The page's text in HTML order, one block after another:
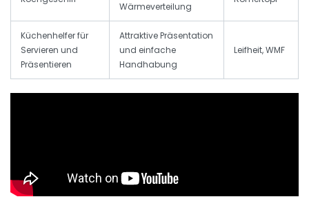
Wärmeverteilung
Küchenhelfer für
Servieren und
Präsentieren
Attraktive Präsentation
und einfache
Handhabung
Leifheit, WMF